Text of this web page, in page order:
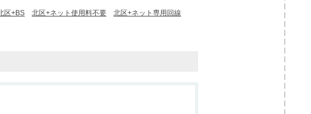
区+BS 北区+ネット使用料不要 北区+ネット専用回線